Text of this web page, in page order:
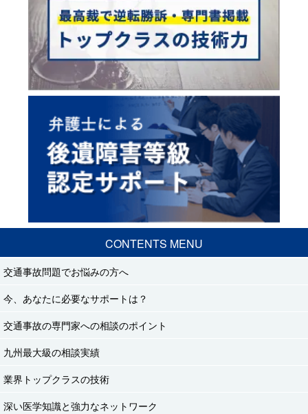
CONTENTS MENU
交通事故問題でお悩みの方へ
今、あなたに必要なサポートは？
交通事故の専門家への相談のポイント
九州最大級の相談実績
業界トップクラスの技術
深い医学知識と強力なネットワーク